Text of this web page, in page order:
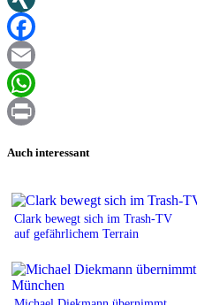
XING
Facebook
Email
WhatsApp
Auch interessant
Clark bewegt sich im Trash-TV
auf gefährlichem Terrain